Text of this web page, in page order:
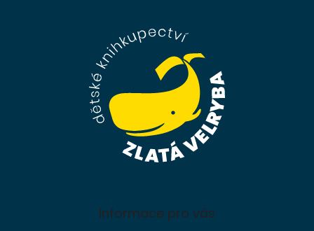
Informace pro vás